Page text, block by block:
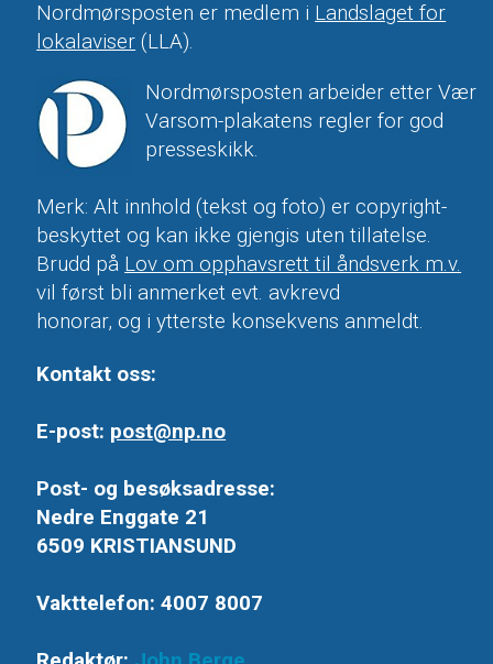
Nordmørsposten er medlem i Landslaget for
lokalaviser (LLA).
Nordmørsposten arbeider etter Vær
Varsom-plakatens regler for god
presseskikk.
Merk: Alt innhold (tekst og foto) er copyright-
beskyttet og kan ikke gjengis uten tillatelse.
Brudd på Lov om opphavsrett til åndsverk m.v.
vil først bli anmerket evt. avkrevd
honorar, og i ytterste konsekvens anmeldt.
Kontakt oss:
E-post: post@np.no
Post- og besøksadresse:
Nedre Enggate 21
6509 KRISTIANSUND
Vakttelefon: 4007 8007